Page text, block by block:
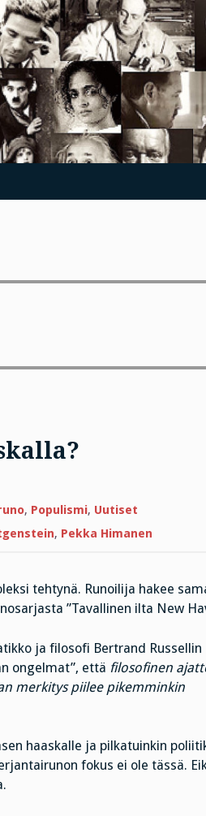
, Populismi, Uutiset
, Pekka Himanen
tehtynä. Runoilija hakee
”Tavallinen ilta New
ja filosofi Bertrand Russellin
ongelmat”, että filosofinen
merkitys piilee pikemminkin
haaskalle ja pilkatuinkin
fokus ei ole tässä.